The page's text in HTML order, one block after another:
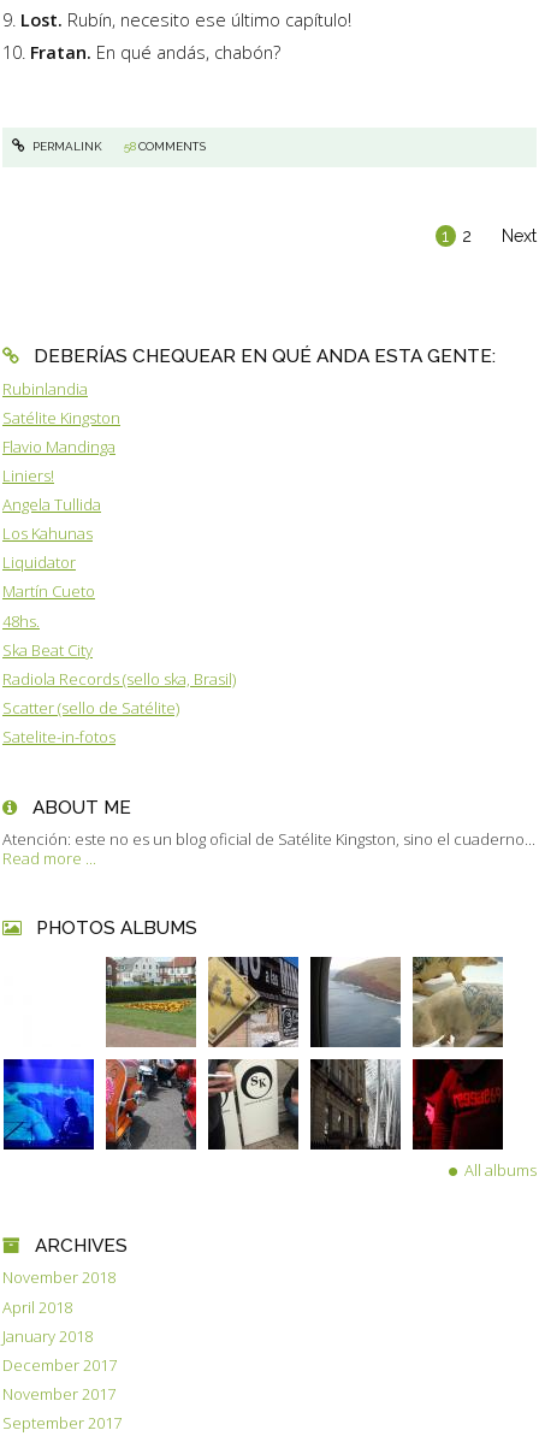
9. Lost. Rubín, necesito ese último capítulo!
10. Fratan. En qué andás, chabón?
PERMALINK 58COMMENTS
1 2 Next
DEBERÍAS CHEQUEAR EN QUÉ ANDA ESTA GENTE:
Rubinlandia
Satélite Kingston
Flavio Mandinga
Liniers!
Angela Tullida
Los Kahunas
Liquidator
Martín Cueto
48hs.
Ska Beat City
Radiola Records (sello ska, Brasil)
Scatter (sello de Satélite)
Satelite-in-fotos
ABOUT ME
Atención: este no es un blog oficial de Satélite Kingston, sino el cuaderno...
Read more ...
PHOTOS ALBUMS
All albums
ARCHIVES
November 2018
April 2018
January 2018
December 2017
November 2017
September 2017